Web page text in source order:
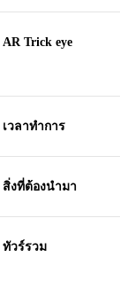
AR Trick eye
เวลาทำการ
สิ่งที่ต้องนำมา
ทัวร์รวม